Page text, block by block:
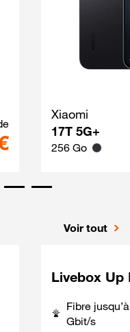
Galaxy Z Fold8 Ultra
Xiaomi
17T 5G+
256 Go
Voir tout
Livebox Up
Fibre
Gbit/s